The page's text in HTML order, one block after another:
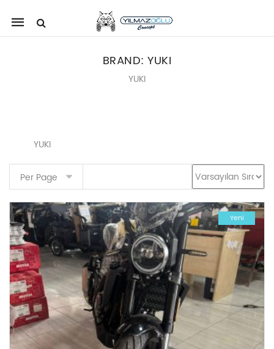
Mobile
BRAND:YUKI
YUKI
YUKI
Per Page
Yeni